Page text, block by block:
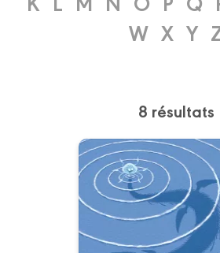
W X Y
8 résultats